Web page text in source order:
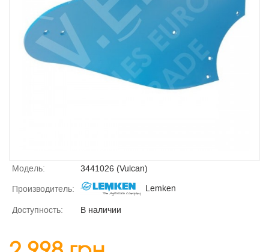
Модель: 3441026 (Vulcan)
Производитель: Lemken
Доступность: В наличии